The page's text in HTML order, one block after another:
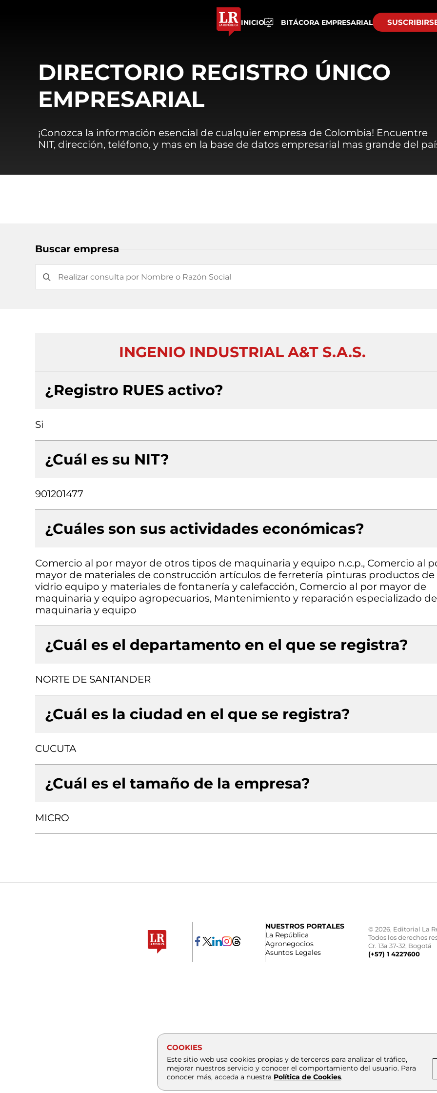
INICIO BITÁCORA EMPRESARIAL
DIRECTORIO REGISTRO ÚNICO
EMPRESARIAL
¡Conozca la información esencial de cualquier empresa de Colombia! Encuentre
NIT, dirección, teléfono, y mas en la base de datos empresarial mas grande del
Buscar empresa
INGENIO INDUSTRIAL A&T S.A.S.
¿Registro RUES activo?
Si
¿Cuál es su NIT?
901201477
¿Cuáles son sus actividades económicas?
Comercio al por mayor de otros tipos de maquinaria y equipo n.c.p., Comercio al
mayor de materiales de construcción artículos de ferretería pinturas productos de
vidrio equipo y materiales de fontanería y calefacción, Comercio al por mayor de
maquinaria y equipo agropecuarios, Mantenimiento y reparación especializado de
maquinaria y equipo
¿Cuál es el departamento en el que se registra?
NORTE DE SANTANDER
¿Cuál es la ciudad en el que se registra?
CUCUTA
¿Cuál es el tamaño de la empresa?
MICRO
NUESTROS PORTALES
La República
Agronegocios
Asuntos Legales
© 2026, Editorial La
Todos los derechos
Cr. 13a 37-32, Bogotá
(+57) 1 4227600
COOKIES
Este sitio web usa cookies propias y de terceros para analizar el tráfico,
mejorar nuestros servicio y conocer el comportamiento del usuario. Para
conocer más, acceda a nuestra Política de Cookies.